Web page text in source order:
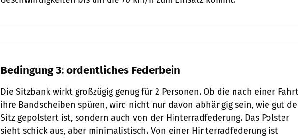
Bedingung 3: ordentliches Federbein
Die Sitzbank wirkt großzügig genug für 2 Personen. Ob die nach einer Fahrt
ihre Bandscheiben spüren, wird nicht nur davon abhängig sein, wie gut
Sitz gepolstert ist, sondern auch von der Hinterradfederung. Das Polster
sieht schick aus, aber minimalistisch. Von einer Hinterradfederung ist